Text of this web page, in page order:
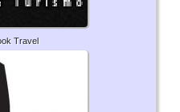
Travel